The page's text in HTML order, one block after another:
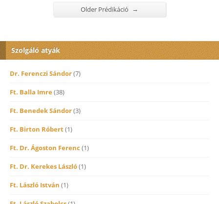
Older Prédikáció →
Szolgáló atyák
Dr. Ferenczi Sándor(7)
Ft. Balla Imre(38)
Ft. Benedek Sándor(3)
Ft. Birton Róbert(1)
Ft. Dr. Ágoston Ferenc (1)
Ft. Dr. Kerekes László(1)
Ft. László István (1)